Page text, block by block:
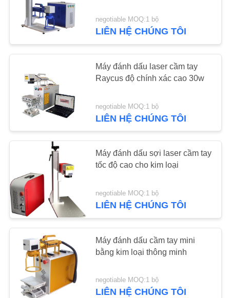
LIÊN
CHÚNG
YÊU
CẦU
BÁO
SƠ
ĐỒ
TRANG
WEB
PRIVACY
POLICY
Máy khắc laser cầm
tay
Máy hàn Laser YAG
Máy đánh dấu laser
negotiable MOQ:1 bộ
LIÊN HỆ CHÚNG TÔI
Máy đánh dấu laser cầm tay
Raycus độ chính xác cao 30w
negotiable MOQ:1 bộ
LIÊN HỆ CHÚNG TÔI
Máy đánh dấu sợi laser cầm tay
tốc độ cao cho kim loại
negotiable MOQ:1 bộ
LIÊN HỆ CHÚNG TÔI
Máy đánh dấu cầm tay mini
bằng kim loại thông minh
negotiable MOQ:1 bộ
LIÊN HỆ CHÚNG TÔI